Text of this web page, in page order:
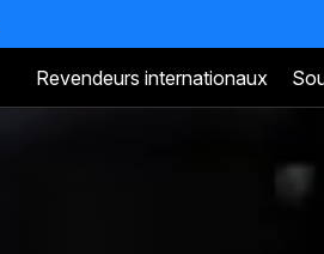
Revendeurs internationaux